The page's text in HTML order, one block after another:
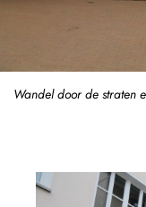
Wandel door de straten